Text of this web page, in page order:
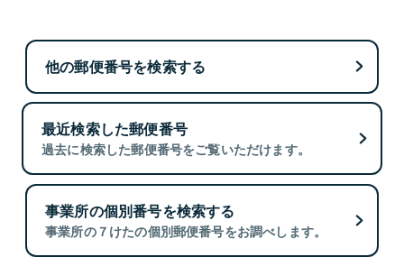
他の郵便番号を検索する
最近検索した郵便番号
過去に検索した郵便番号をご覧いただけます。
事業所の個別番号を検索する
事業所の７けたの個別郵便番号をお調べします。